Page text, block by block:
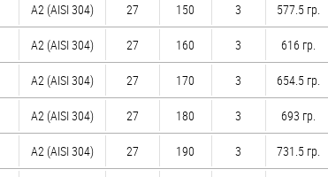
А2 (AISI 304) 27 150 3 577.5 гр.
А2 (AISI 304) 27 160 3 616 гр.
А2 (AISI 304) 27 170 3 654.5 гр.
А2 (AISI 304) 27 180 3 693 гр.
А2 (AISI 304) 27 190 3 731.5 гр.